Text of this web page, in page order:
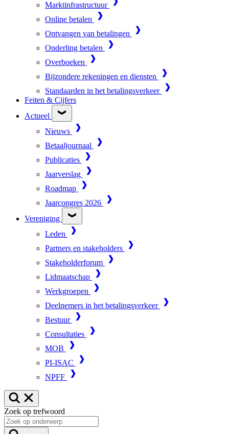
Marktinfrastructuur
Online betalen
Ontvangen van betalingen
Onderling betalen
Overboeken
Bijzondere rekeningen en diensten
Standaarden in het betalingsverkeer
Feiten & Cijfers
Actueel
Nieuws
Betaaljournaal
Publicaties
Jaarverslag
Roadmap
Jaarcongres 2026
Vereniging
Leden
Partners en stakeholders
Stakeholderforum
Lidmaatschap
Werkgroepen
Deelnemers in het betalingsverkeer
Bestuur
Consultaties
MOB
PI-ISAC
NPFF
Zoek op trefwoord